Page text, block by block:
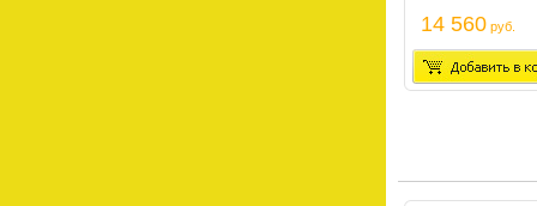
14 560 руб.